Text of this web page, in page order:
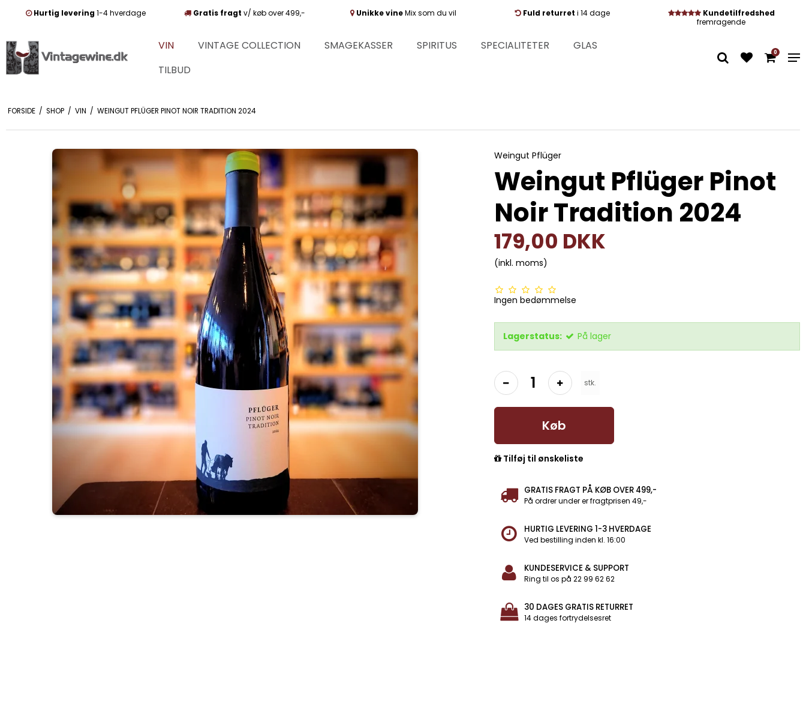
Hurtig levering1-4 hverdage Gratis fragt v/ køb over 499,- Unikke vineMix som du vil Fuld returret i 14 dage
Kundetilfredshed
fremragende
VIN VINTAGE COLLECTION SMAGEKASSER SPIRITUS SPECIALITETER
GLAS
TILBUD
0
FORSIDE / SHOP / VIN / WEINGUT PFLÜGER PINOT NOIR TRADITION 2024
Weingut Pflüger
Weingut Pflüger Pinot
Noir Tradition 2024
179,00 DKK
(inkl. moms)
Ingen bedømmelse
Lagerstatus: På lager
stk.
Køb
Tilføj til ønskeliste
GRATIS FRAGT PÅ KØB OVER 499,-
På ordrer under er fragtprisen 49,-
HURTIG LEVERING 1-3 HVERDAGE
Ved bestilling inden kl. 16:00
KUNDESERVICE & SUPPORT
Ring til os på 22 99 62 62
30 DAGES GRATIS RETURRET
14 dages fortrydelsesret